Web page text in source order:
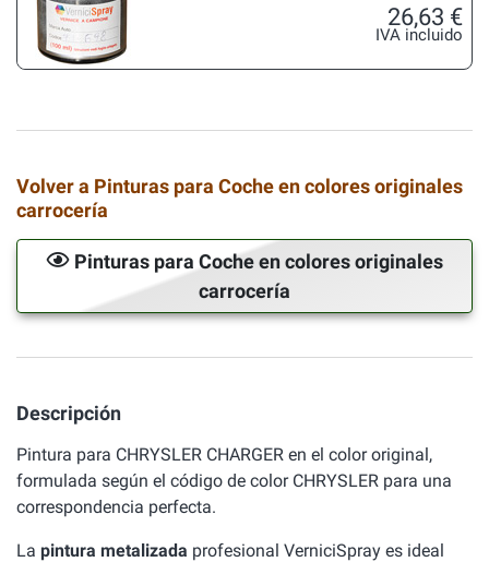
26,63 €
IVA incluido
Volver a Pinturas para Coche en colores originales
carrocería
Pinturas para Coche en colores originales
carrocería
Descripción
Pintura para CHRYSLER CHARGER en el color original,
formulada según el código de color CHRYSLER para una
correspondencia perfecta.
La pintura metalizada profesional VerniciSpray es ideal